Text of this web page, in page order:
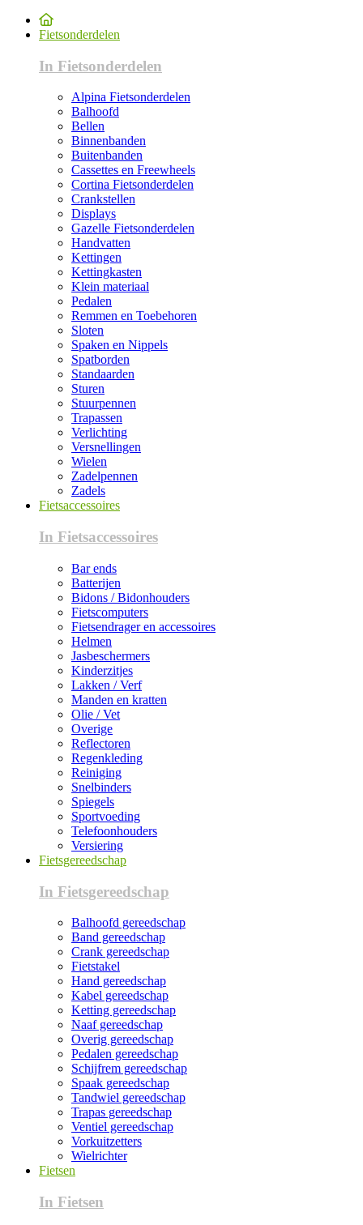
Fietsonderdelen
In Fietsonderdelen
Alpina Fietsonderdelen
Balhoofd
Bellen
Binnenbanden
Buitenbanden
Cassettes en Freewheels
Cortina Fietsonderdelen
Crankstellen
Displays
Gazelle Fietsonderdelen
Handvatten
Kettingen
Kettingkasten
Klein materiaal
Pedalen
Remmen en Toebehoren
Sloten
Spaken en Nippels
Spatborden
Standaarden
Sturen
Stuurpennen
Trapassen
Verlichting
Versnellingen
Wielen
Zadelpennen
Zadels
Fietsaccessoires
In Fietsaccessoires
Bar ends
Batterijen
Bidons / Bidonhouders
Fietscomputers
Fietsendrager en accessoires
Helmen
Jasbeschermers
Kinderzitjes
Lakken / Verf
Manden en kratten
Olie / Vet
Overige
Reflectoren
Regenkleding
Reiniging
Snelbinders
Spiegels
Sportvoeding
Telefoonhouders
Versiering
Fietsgereedschap
In Fietsgereedschap
Balhoofd gereedschap
Band gereedschap
Crank gereedschap
Fietstakel
Hand gereedschap
Kabel gereedschap
Ketting gereedschap
Naaf gereedschap
Overig gereedschap
Pedalen gereedschap
Schijfrem gereedschap
Spaak gereedschap
Tandwiel gereedschap
Trapas gereedschap
Ventiel gereedschap
Vorkuitzetters
Wielrichter
Fietsen
In Fietsen